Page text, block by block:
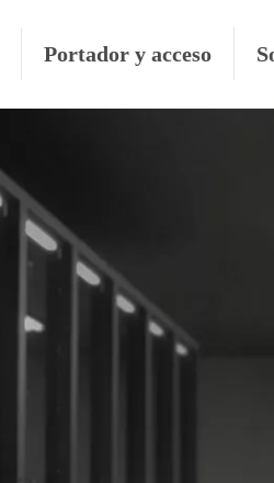
Portador y acceso